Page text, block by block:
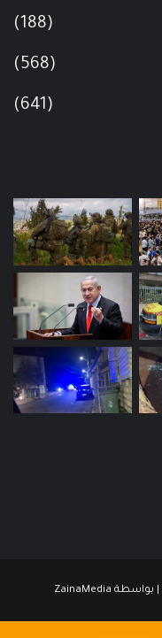
(188)
(568)
(641)
| بواسطة ZainaMedia